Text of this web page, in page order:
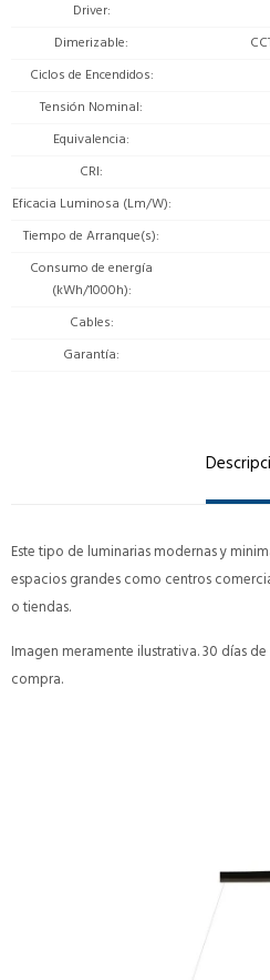
Driver
Dimerizable
Ciclos de Encendidos
Tensión Nominal
Equivalencia
CRI
Eficacia Luminosa (Lm/W)
Tiempo de Arranque(s)
Consumo de energía
(kWh/1000h)
Cables
Garantía
Este tipo de luminarias modernas y
espacios grandes como centros
o tiendas.
Imagen meramente ilustrativa. 30 días
compra.